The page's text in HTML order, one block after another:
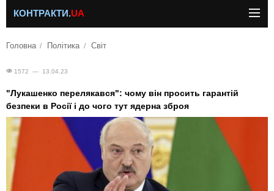
КОНТРАКТИ.UA
Головна Політика Світ
1572 — 13.04.23
"Лукашенко перелякався": чому він просить гарантій
безпеки в Росії і до чого тут ядерна зброя